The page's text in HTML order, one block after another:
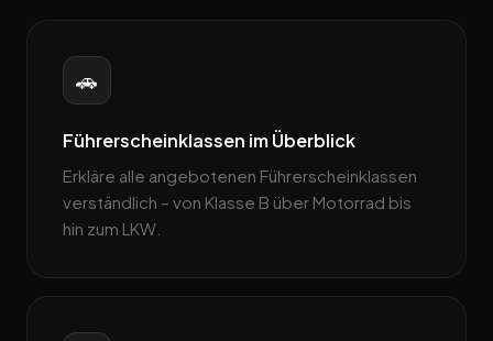
🚗
Führerscheinklassen im Überblick
Erkläre alle angebotenen Führerscheinklassen
verständlich – von Klasse B über Motorrad bis
hin zum LKW.